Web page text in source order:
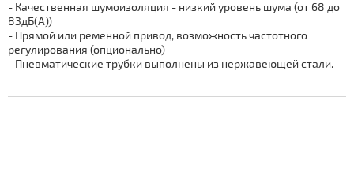
- Качественная шумоизоляция - низкий уровень шума (от 68 до
83дБ(A))
- Прямой или ременной привод, возможность частотного
регулирования (опционально)
- Пневматические трубки выполнены из нержавеющей стали.